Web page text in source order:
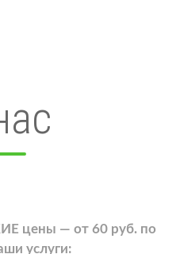
цены — от 60 руб. по
услуги: